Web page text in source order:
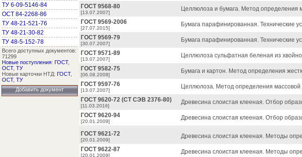
ТУ 6-09-5146-84
ОСТ 84-2268-86
ТУ 48-21-521-76
ТУ 48-21-30-82
ТУ 48-5-152-78
Всего доступных документов:
71299
Новые поступления: ГОСТ,
ОСТ, ТУ
Новые карточки НТД: ГОСТ,
ОСТ, ТУ
Добавить документ
ГОСТ 9568-80
[13.07.2007]
Целлюлоза и бумага. Метод определения
ГОСТ 9569-2006
[27.07.2015]
Бумага парафинированная. Технические
ГОСТ 9569-79
[30.07.2007]
Бумага парафинированная. Технические
ГОСТ 9571-89
[13.07.2007]
Целлюлоза сульфатная беленая из
ГОСТ 9582-75
[06.08.2008]
Бумага и картон. Метод определения
ГОСТ 9597-76
[13.07.2007]
Целлюлоза. Метод определения массовой
ГОСТ 9620-72 (СТ СЭВ 2376-80)
[11.03.2016]
Древесина слоистая клееная. Отбор
ГОСТ 9620-94
[20.01.2009]
Древесина слоистая клееная. Отбор
ГОСТ 9621-72
[20.01.2009]
Древесина слоистая клееная. Методы
ГОСТ 9622-87
[20.01.2009]
Древесина слоистая клееная. Методы